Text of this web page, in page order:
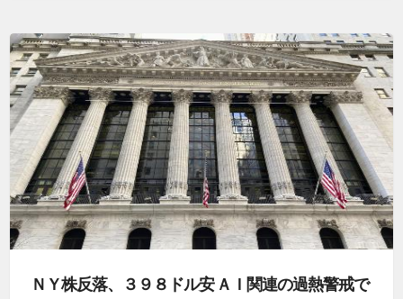
ＮＹ株反落、３９８ドル安 ＡＩ関連の過熱警戒で